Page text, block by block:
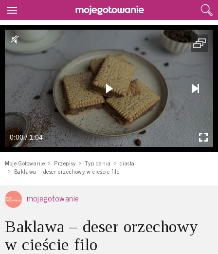
0:00 / 1:04
Moje Gotowanie Przepisy Typ dania
ciasta
Baklawa – deser orzechowy w cieście filo
mojegotowanie
Baklawa – deser orzechowy
w cieście filo